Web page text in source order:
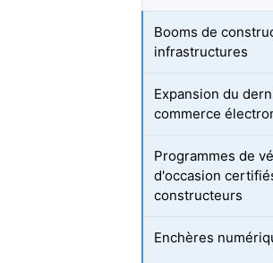
Booms de
infrastructures
Expansion du
commerce
Programmes de
d'occasion
constructeurs
Enchères